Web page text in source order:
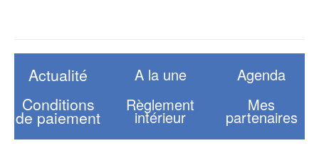
Actualité A la une Agenda
Conditions
de paiement
Règlement
intérieur
Mes
partenaires